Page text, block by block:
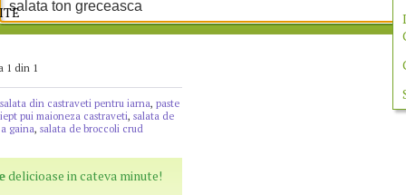
1 din 1
salata din castraveti pentru iarna, paste
pui maioneza castraveti, salata de
gaina, salata de broccoli crud
delicioase in cateva minute!